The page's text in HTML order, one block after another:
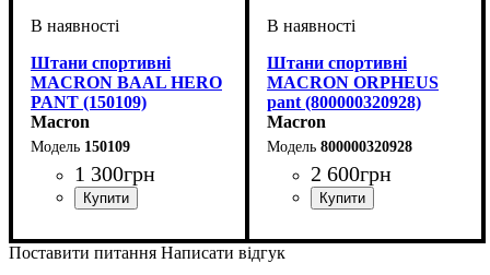
Штани спортивні
MACRON BAAL HERO
PANT (150109)
Macron
150109
1 300грн
Штани спортивні
MACRON ORPHEUS
pant (800000320928)
Macron
800000320928
2 600грн
Поставити питання Написати відгук